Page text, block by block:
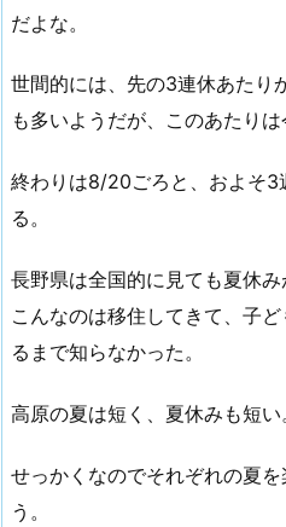
だよな。
世間的には、先の3連休あたり
も多いようだが、このあたりは
終わりは8/20ごろと、およそ3
る。
長野県は全国的に見ても夏休み
こんなのは移住してきて、子
るまで知らなかった。
高原の夏は短く、夏休みも短い
せっかくなのでそれぞれの夏
う。